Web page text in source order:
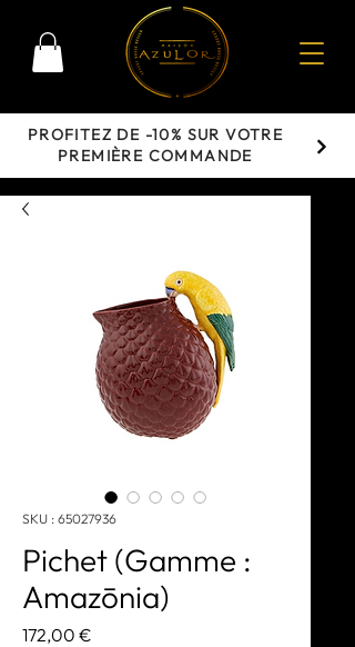
PROFITEZ DE -10% SUR VOTRE
PREMIÈRE COMMANDE
SKU : 65027936
Pichet (Gamme :
Amazōnia)
172,00 €